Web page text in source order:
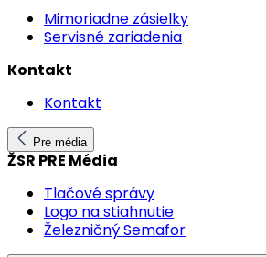
Mimoriadne zásielky
Servisné zariadenia
Kontakt
Kontakt
Pre média
ŽSR PRE Média
Tlačové správy
Logo na stiahnutie
Železničný Semafor